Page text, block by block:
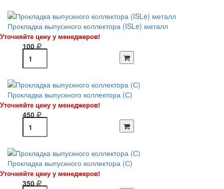
Прокладка выпускного коллектора (ISLe) металл
Уточняйте цену у менеджеров!
100
Прокладка выпускного коллектора (С)
Уточняйте цену у менеджеров!
450
Прокладка выпускного коллектора (С)
Уточняйте цену у менеджеров!
350